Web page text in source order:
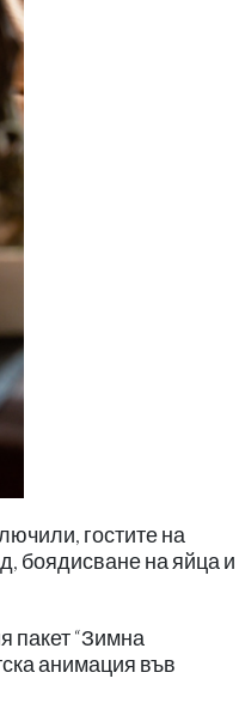
гостите на
боядисване на яйца и
пакет “Зимна
анимация във